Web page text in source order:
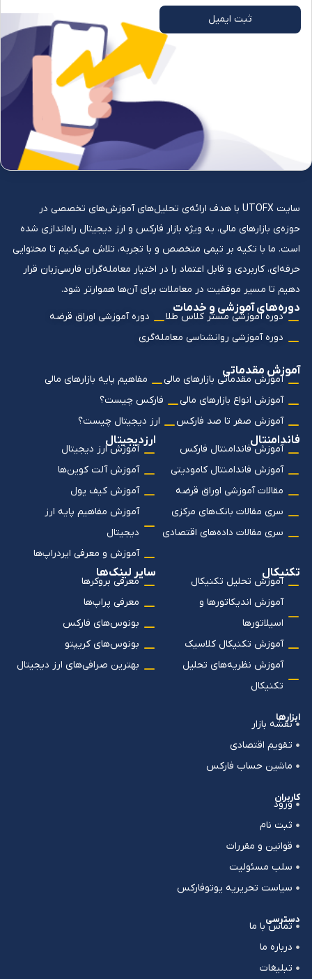
ثبت ایمیل
سایت UTOFX با هدف ارائه‌ی تحلیل‌های آموزش‌های تخصصی در
حوزه‌ی بازارهای مالی، به ویژه بازار فارکس و ارز دیجیتال راه‌اندازی شده
است. ما با تکیه بر تیمی متخصص و با تجربه، تلاش می‌کنیم تا محتوایی
حرفه‌ای، کاربردی و قابل اعتماد را در اختیار معامله‌گران فارسی‌زبان قرار
دهیم تا مسیر موفقیت در معاملات برای آن‌ها هموارتر شود.
دوره‌های آموزشی و خدمات
دوره آموزشی مستر کلاس طلا
دوره آموزشی اوراق قرضه
دوره آموزشی روانشناسی معامله‌گری
آموزش مقدماتی
آموزش مقدماتی بازارهای مالی
مفاهیم پایه بازارهای مالی
آموزش انواع بازارهای مالی
فارکس چیست؟
آموزش صفر تا صد فارکس
ارز دیجیتال چیست؟
فاندامنتال
آموزش فاندامنتال فارکس
آموزش فاندامنتال کامودیتی
مقالات آموزشی اوراق قرضه
سری مقالات بانک‌های مرکزی
سری مقالات داده‌های اقتصادی
ارزدیجیتال
آموزش ارز دیجیتال
آموزش آلت کوین‌ها
آموزش کیف پول
آموزش مفاهیم پایه ارز
دیجیتال
آموزش و معرفی ایردراپ‌ها
تکنیکال
آموزش تحلیل تکنیکال
آموزش اندیکاتورها و
اسیلاتورها
آموزش تکنیکال کلاسیک
آموزش نظریه‌های تحلیل
تکنیکال
سایر لینک‌ها
معرفی بروکرها
معرفی پراپ‌ها
بونوس‌های فارکس
بونوس‌های کریپتو
بهترین صرافی‌های ارز دیجیتال
ابزارها
نقشه بازار
تقویم اقتصادی
ماشین حساب فارکس
کاربران
ورود
ثبت نام
قوانین و مقررات
سلب مسئولیت
سیاست تحریریه یوتوفارکس
دسترسی
تماس با ما
درباره ما
تبلیغات